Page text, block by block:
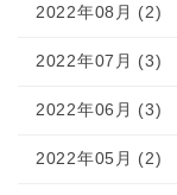
2022年08月 (2)
2022年07月 (3)
2022年06月 (3)
2022年05月 (2)